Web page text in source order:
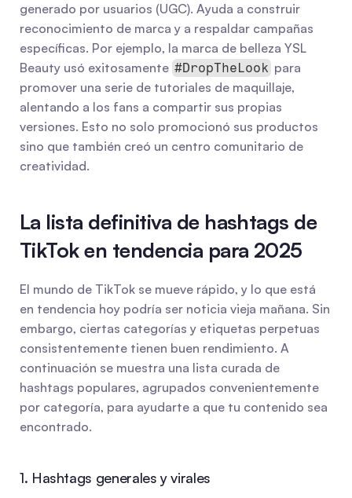
generado por usuarios (UGC). Ayuda a construir
reconocimiento de marca y a respaldar campañas
específicas. Por ejemplo, la marca de belleza YSL
Beauty usó exitosamente #DropTheLook para
promover una serie de tutoriales de maquillaje,
alentando a los fans a compartir sus propias
versiones. Esto no solo promocionó sus productos
sino que también creó un centro comunitario de
creatividad.
La lista definitiva de hashtags de
TikTok en tendencia para 2025
El mundo de TikTok se mueve rápido, y lo que está
en tendencia hoy podría ser noticia vieja mañana. Sin
embargo, ciertas categorías y etiquetas perpetuas
consistentemente tienen buen rendimiento. A
continuación se muestra una lista curada de
hashtags populares, agrupados convenientemente
por categoría, para ayudarte a que tu contenido sea
encontrado.
1. Hashtags generales y virales